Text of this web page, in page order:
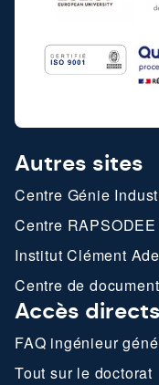
Autres sites
Centre Génie
Centre
Institut Clément
Centre de
Accès directs
FAQ ingénieur
Tout sur le doctorat